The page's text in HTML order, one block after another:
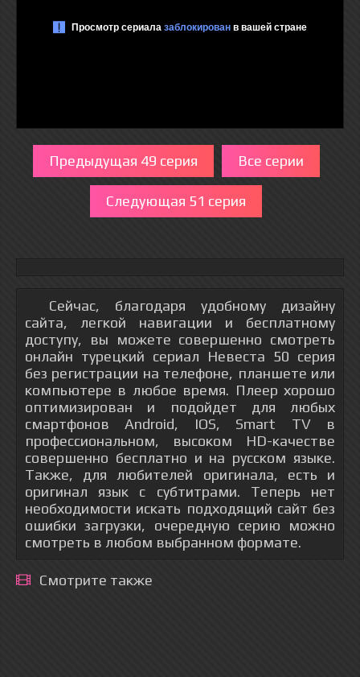
Предыдущая 49 серия Все серии
Следующая 51 серия
Сейчас, благодаря удобному дизайну
сайта, легкой навигации и бесплатному
доступу, вы можете совершенно смотреть
онлайн турецкий сериал Невеста 50 серия
без регистрации на телефоне, планшете или
компьютере в любое время. Плеер хорошо
оптимизирован и подойдет для любых
смартфонов Android, IOS, Smart TV в
профессиональном, высоком HD-качестве
совершенно бесплатно и на русском языке.
Также, для любителей оригинала, есть и
оригинал язык с субтитрами. Теперь нет
необходимости искать подходящий сайт без
ошибки загрузки, очередную серию можно
смотреть в любом выбранном формате.
Смотрите также